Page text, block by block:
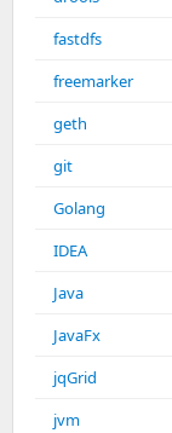
fastdfs
freemarker
geth
git
Golang
IDEA
Java
JavaFx
jqGrid
jvm